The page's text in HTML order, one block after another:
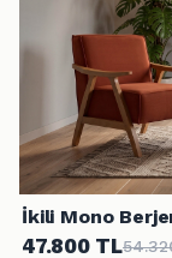
İkili Mono
47.800 TL